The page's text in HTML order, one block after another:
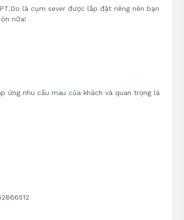
là cụm sever được lắp đặt riêng nên bạn
nữa!
ứng nhu cầu mau của khách và quan trọng là